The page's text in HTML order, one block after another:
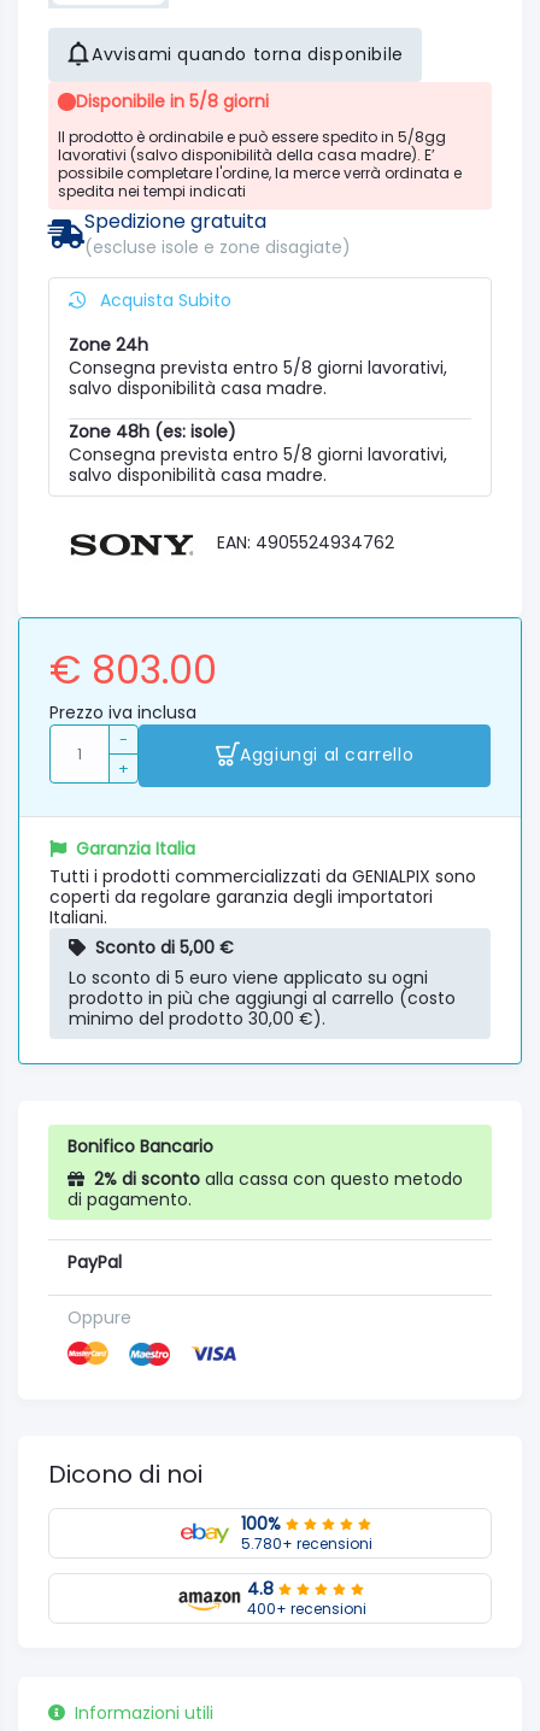
Avvisami quando torna disponibile
Disponibile in 5/8 giorni
Il prodotto è ordinabile e può essere spedito in 5/8gg
lavorativi (salvo disponibilità della casa madre). E’
possibile completare l'ordine, la merce verrà ordinata e
spedita nei tempi indicati
Spedizione gratuita
(escluse isole e zone disagiate)
Acquista Subito
Zone 24h
Consegna prevista entro 5/8 giorni lavorativi,
salvo disponibilità casa madre.
Zone 48h (es: isole)
Consegna prevista entro 5/8 giorni lavorativi,
salvo disponibilità casa madre.
EAN: 4905524934762
€ 803.00
Prezzo iva inclusa
-
+
Aggiungi al carrello
Garanzia Italia
Tutti i prodotti commercializzati da GENIALPIX sono
coperti da regolare garanzia degli importatori
Italiani.
Sconto di 5,00 €
Lo sconto di 5 euro viene applicato su ogni
prodotto in più che aggiungi al carrello (costo
minimo del prodotto 30,00 €).
Bonifico Bancario
2% di sconto alla cassa con questo metodo
di pagamento.
PayPal
Oppure
Dicono di noi
100%
5.780+ recensioni
4.8
400+ recensioni
Informazioni utili